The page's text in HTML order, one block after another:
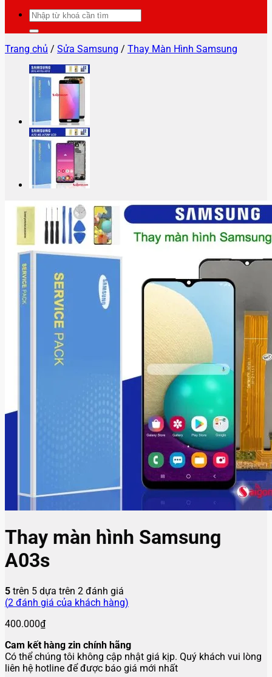
Tìm
kiếm:
Trang chủ / Sửa Samsung / Thay Màn Hình Samsung
Thay màn hình Samsung
A03s
5 trên 5 dựa trên 2 đánh giá
(2 đánh giá của khách hàng)
400.000₫
Cam kết hàng zin chính hãng
Có thể chúng tôi không cập nhật giá kịp. Quý khách vui lòng
liên hệ hotline để được báo giá mới nhất